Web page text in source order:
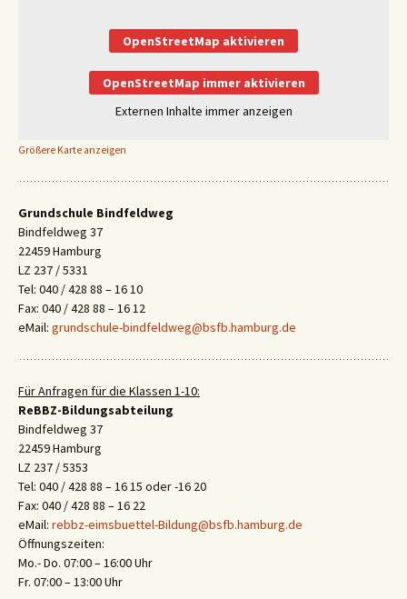
OpenStreetMap aktivieren
OpenStreetMap immer aktivieren
Externen Inhalte immer anzeigen
Größere Karte anzeigen
Grundschule Bindfeldweg
Bindfeldweg 37
22459 Hamburg
LZ 237 / 5331
Tel: 040 / 428 88 – 16 10
Fax: 040 / 428 88 – 16 12
eMail: grundschule-bindfeldweg@bsfb.hamburg.de
Für Anfragen für die Klassen 1-10:
ReBBZ-Bildungsabteilung
Bindfeldweg 37
22459 Hamburg
LZ 237 / 5353
Tel: 040 / 428 88 – 16 15 oder -16 20
Fax: 040 / 428 88 – 16 22
eMail: rebbz-eimsbuettel-Bildung@bsfb.hamburg.de
Öffnungszeiten:
Mo.- Do. 07:00 – 16:00 Uhr
Fr. 07:00 – 13:00 Uhr